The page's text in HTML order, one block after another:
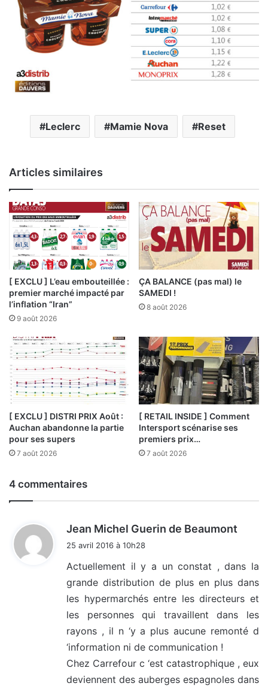
Leclerc Mamie Nova Reset
Articles similaires
[ EXCLU ] L’eau embouteillée :
premier marché impacté par
l’inflation “Iran”
9 août 2026
ÇA BALANCE (pas mal) le
SAMEDI !
8 août 2026
[ EXCLU ] DISTRI PRIX Août :
Auchan abandonne la partie
pour ses supers
7 août 2026
[ RETAIL INSIDE ] Comment
Intersport scénarise ses
premiers prix…
7 août 2026
4 commentaires
Jean Michel Guerin de Beaumont
:
25 avril 2016 à 10h28
Actuellement il y a un constat , dans la
grande distribution de plus en plus dans
les hypermarchés entre les directeurs et
les personnes qui travaillent dans les
rayons , il n ‘y a plus aucune remonté d
‘information ni de communication !
Chez Carrefour c ‘est catastrophique , eux
deviennent des auberges espagnoles dans